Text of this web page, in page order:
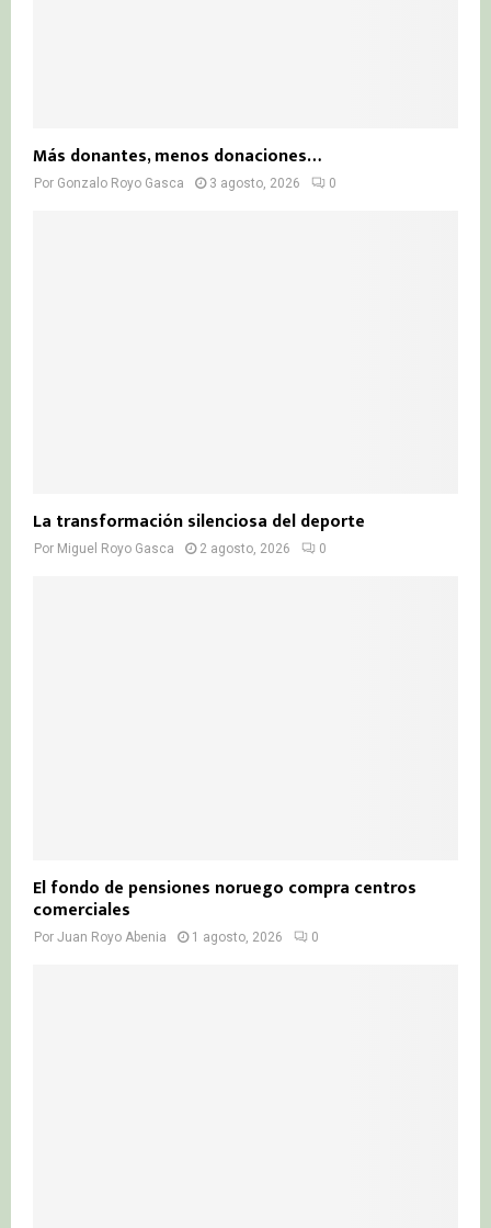
Más donantes, menos donaciones…
Por Gonzalo Royo Gasca 3 agosto, 2026 0
La transformación silenciosa del deporte
Por Miguel Royo Gasca 2 agosto, 2026 0
El fondo de pensiones noruego compra centros
comerciales
Por Juan Royo Abenia 1 agosto, 2026 0